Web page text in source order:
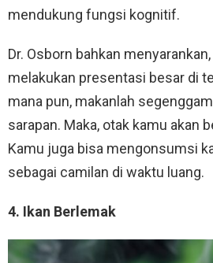
mendukung fungsi kognitif.
Dr. Osborn bahkan
melakukan presentasi besar di
mana pun, makanlah
sarapan. Maka, otak kamu akan
Kamu juga bisa mengonsumsi
sebagai camilan di waktu luang.
4. Ikan Berlemak